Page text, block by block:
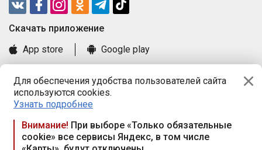
Для обеспечения удобства пользователей сайта
используются cookies.
Узнать подробнее
Внимание! При выборе «Только обязательные
cookie» все сервисы Яндекс, в том числе
Cкачать приложение
App store
Google play
Книга замечаний и предложений
Правила и документы
Praca.by © 2000—2026, ООО «ПРАЦА БАЙ»
Республика Беларусь, 220114, г. Минск, пр-т Независимости
117а, пом. № 9.